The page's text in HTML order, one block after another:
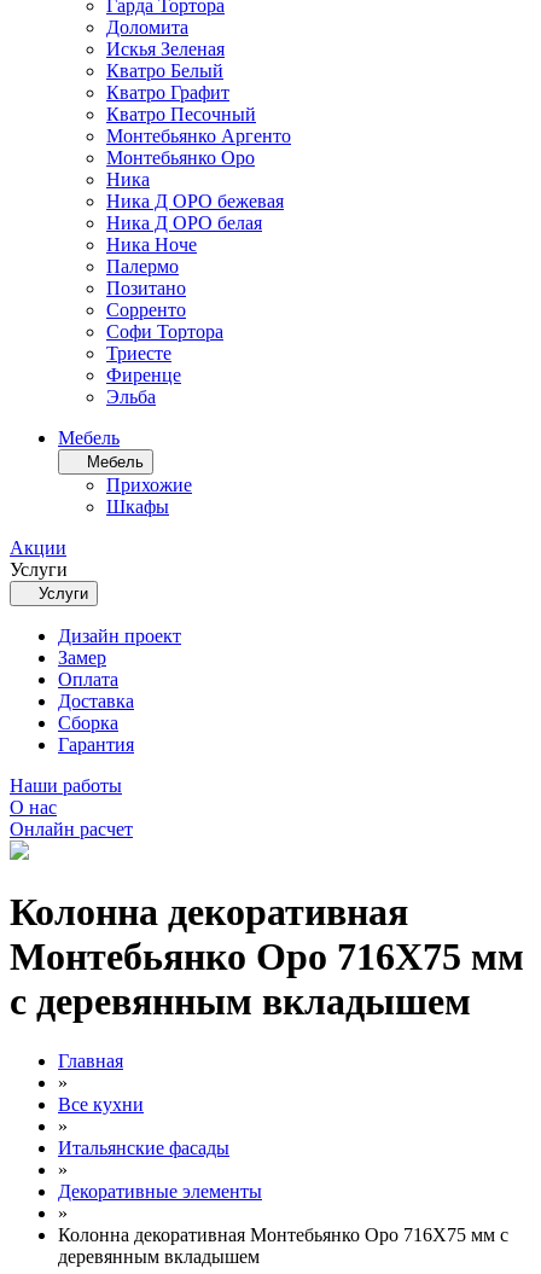
Гарда Тортора
Доломита
Искья Зеленая
Кватро Белый
Кватро Графит
Кватро Песочный
Монтебьянко Аргенто
Монтебьянко Оро
Ника
Ника Д ОРО бежевая
Ника Д ОРО белая
Ника Ноче
Палермо
Позитано
Сорренто
Софи Тортора
Триесте
Фиренце
Эльба
Мебель
Мебель
Прихожие
Шкафы
Акции
Услуги
Услуги
Дизайн проект
Замер
Оплата
Доставка
Сборка
Гарантия
Наши работы
О нас
Онлайн расчет
Колонна декоративная
Монтебьянко Оро 716Х75 мм
с деревянным вкладышем
Главная
»
Все кухни
»
Итальянские фасады
»
Декоративные элементы
»
Колонна декоративная Монтебьянко Оро 716Х75 мм с
деревянным вкладышем